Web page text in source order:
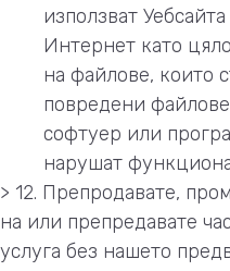
използват
Интернет като
на файлове, които
повредени
софтуер или
нарушат
> 12. Препродавате,
на или препредавате
услуга без нашето